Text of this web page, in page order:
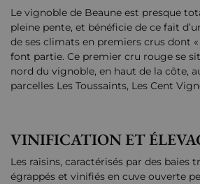
Le vignoble de Beaune est presque
pleine pente, et bénéficie de ce fait
de ses climats en premiers crus dont «
font partie. Ce premier cru rouge se
nord du vignoble, en haut de la côte,
parcelles Les Toussaints, Les Cent
VINIFICATION ET
Les raisins, caractérisés par des baies
égrappés et vinifiés en cuve ouverte